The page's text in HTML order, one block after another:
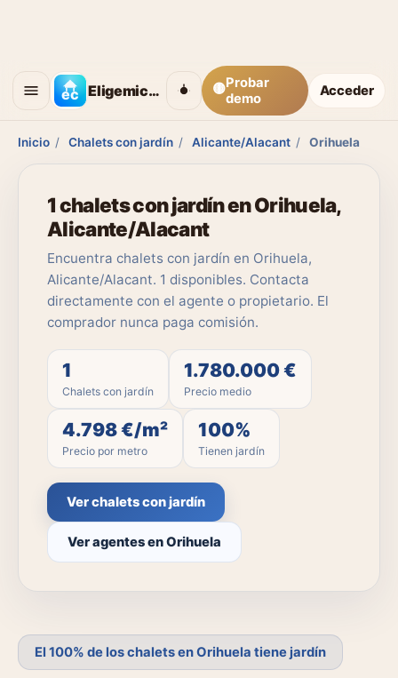
Eligemicasa 🟡Probar
demo
Acceder
Inicio / Chalets con jardín / Alicante/Alacant / Orihuela
1 chalets con jardín en Orihuela,
Alicante/Alacant
Encuentra chalets con jardín en Orihuela,
Alicante/Alacant. 1 disponibles. Contacta
directamente con el agente o propietario. El
comprador nunca paga comisión.
1
Chalets con jardín
1.780.000 €
Precio medio
4.798 €/m²
Precio por metro
100%
Tienen jardín
Ver chalets con jardín
Ver agentes en Orihuela
El 100% de los chalets en Orihuela tiene jardín